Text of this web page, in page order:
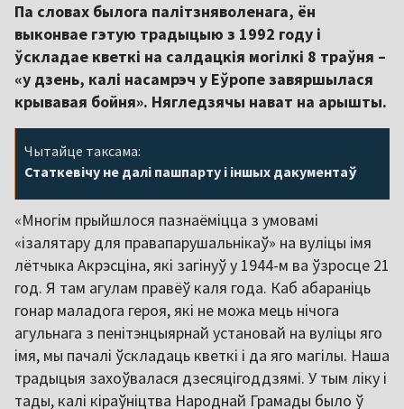
Па словах былога палітзняволенага, ён
выконвае гэтую традыцыю з 1992 году і
ўскладае кветкі на салдацкія могілкі 8 траўня –
«у дзень, калі насамрэч у Еўропе завяршылася
крывавая бойня». Нягледзячы нават на арышты.
Чытайце таксама:
Статкевічу не далі пашпарту і іншых дакументаў
«Многім прыйшлося пазнаёміцца з умовамі
«ізалятару для правапарушальнікаў» на вуліцы імя
лётчыка Акрэсціна, які загінуў у 1944-м ва ўзросце 21
год. Я там агулам правёў каля года. Каб абараніць
гонар маладога героя, які не можа мець нічога
агульнага з пенітэнцыярнай установай на вуліцы яго
імя, мы пачалі ўскладаць кветкі і да яго магілы. Наша
традыцыя захоўвалася дзесяцігоддзямі. У тым ліку і
тады, калі кіраўніцтва Народнай Грамады было ў